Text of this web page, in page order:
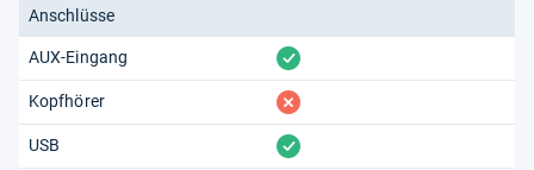
Anschlüsse
AUX-Eingang vorhanden
Kopfhörer fehlt
USB vorhanden